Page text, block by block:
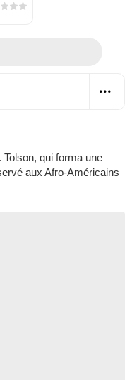
qui forma une
aux Afro-Américains